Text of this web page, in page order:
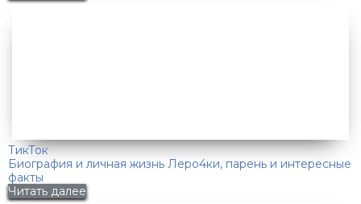
ТикТок
Биография и личная жизнь Леро4ки, парень и интересные
факты
Читать далее